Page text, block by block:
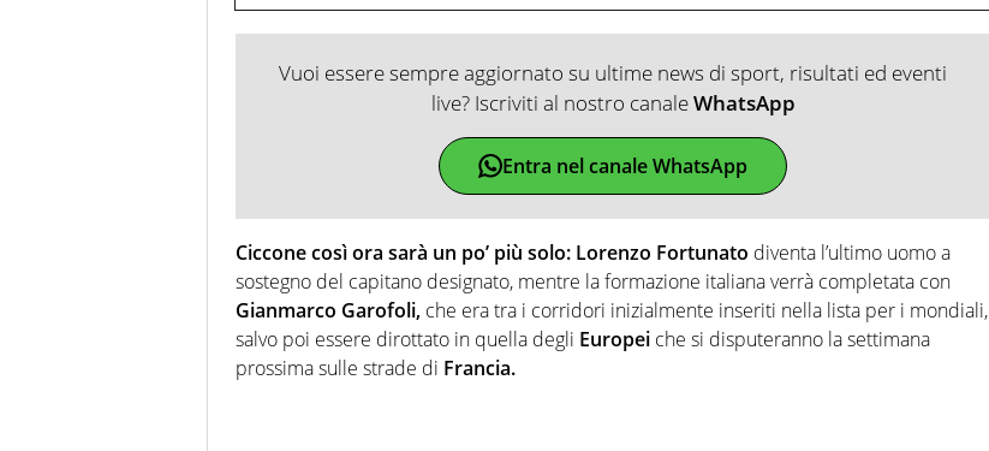
Vuoi essere sempre aggiornato su ultime news di sport, risultati ed eventi
live? Iscriviti al nostro canaleWhatsApp
Entra nel canale WhatsApp
Ciccone così ora sarà un po’ più solo: Lorenzo Fortunato diventa l’ultimo uomo a
sostegno del capitano designato, mentre la formazione italiana verrà completata con
Gianmarco Garofoli, che era tra i corridori inizialmente inseriti nella lista per i mondiali,
salvo poi essere dirottato in quella degli Europei che si disputeranno la settimana
prossima sulle strade di Francia.